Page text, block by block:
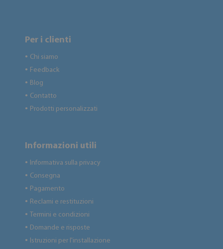
Per i clienti
● Chi siamo
● Feedback
● Blog
● Contatto
● Prodotti personalizzati
Informazioni utili
● Informativa sulla privacy
● Consegna
● Pagamento
● Reclami e restituzioni
● Termini e condizioni
● Domande e risposte
● Istruzioni per l'installazione